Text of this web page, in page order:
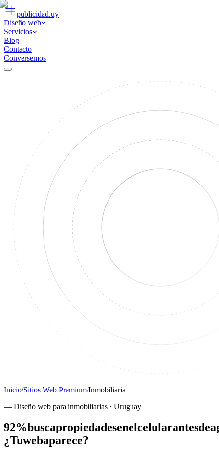
publicidad.uy
Diseño web
Servicios
Blog
Contacto
Conversemos
Inicio/Sitios Web Premium/Inmobiliaria
— Diseño web para inmobiliarias · Uruguay
92%buscapropiedadesenelcelularantesde
¿Tuwebaparece?